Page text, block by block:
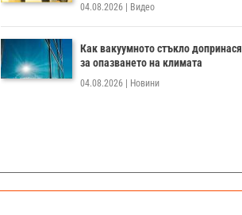
04.08.2026 Видео
Как вакуумното стъкло допринася
за опазването на климата
04.08.2026 Новини